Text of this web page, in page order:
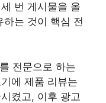
번 게시물을 올
는 것이 핵심 전
전문으로 하는
에 제품 리뷰는
켰고, 이후 광고